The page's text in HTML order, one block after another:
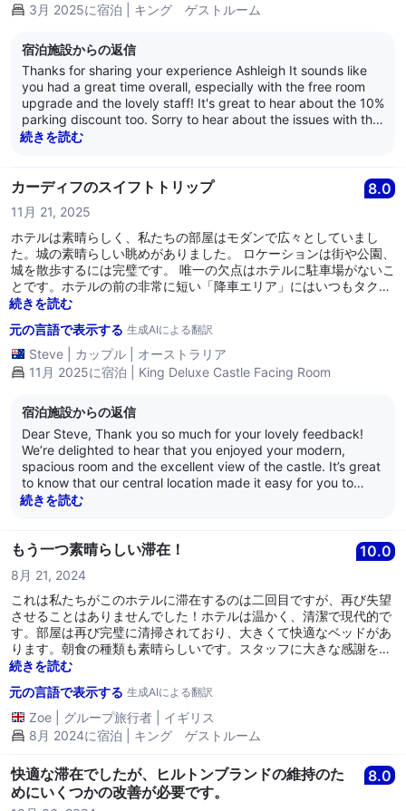
3月 2025に宿泊 | キング ゲストルーム
宿泊施設からの返信
Thanks for sharing your experience Ashleigh It sounds like
you had a great time overall, especially with the free room
upgrade and the lovely staff! It's great to hear about the 10%
parking discount too. Sorry to hear about the issues with the
sink and the robe and I do hope you informed our team at
Smith General Manager
続きを読む
カーディフのスイフトトリップ 8.0
11月 21, 2025
ホテルは素晴らしく、私たちの部屋はモダンで広々としていまし
た。城の素晴らしい眺めがありました。 ロケーションは街や公園、
城を散歩するには完璧です。 唯一の欠点はホテルに駐車場がないこ
とです。ホテルの前の非常に短い「降車エリア」にはいつもタクシ
ー、トラック、ウーバーがいるので、単に止まって荷物を出すこと
てください。 全体として、ヒルトンでの滞在を楽しみました。
続きを読む
元の言語で表示する 生成AIによる翻訳
Steve カップル
オーストラリア
11月 2025に宿泊 | King Deluxe Castle Facing Room
宿泊施設からの返信
Dear Steve, Thank you so much for your lovely feedback!
We’re delighted to hear that you enjoyed your modern,
spacious room and the excellent view of the castle. It’s great
to know that our central location made it easy for you to
explore the city, parks, and Cardiff Castle. We appreciate
your feedback will help us continue working on clearer
pleased you enjoyed your stay with us at the Hilton, and we
hope to welcome you back again soon! Kind Regards Hilton
Cardiff Team
続きを読む
もう一つ素晴らしい滞在！ 10.0
8月 21, 2024
これは私たちがこのホテルに滞在するのは二回目ですが、再び失望
させることはありませんでした！ホテルは温かく、清潔で現代的で
す。部屋は再び完璧に清掃されており、大きくて快適なベッドがあ
ります。朝食の種類も素晴らしいです。スタッフに大きな感謝を伝
えたいです。受付の女性は丁寧で友好的で、私たちを迎えるために
大きな笑顔を見せてくれました。私たちは早めに到着しましたが、
彼女は部屋の空き状況を確認し、早めに部屋に入れるようにしてく
れました。朝食のチェックインを担当してくれた別のスタッフから
も同様の挨拶を受けました。彼女は朝食ルームのセットアップにつ
いて説明してくれました…何も面倒だとは言いませんでした！この
ホテルには大きな賞賛を送りたいです！私たちは間違いなく戻って
きます！本当にありがとうございます😊
続きを読む
元の言語で表示する 生成AIによる翻訳
Zoe グループ旅行者
イギリス
8月 2024に宿泊 | キング ゲストルーム
快適な滞在でしたが、ヒルトンブランドの維持のた
めにいくつかの改善が必要です。
8.0